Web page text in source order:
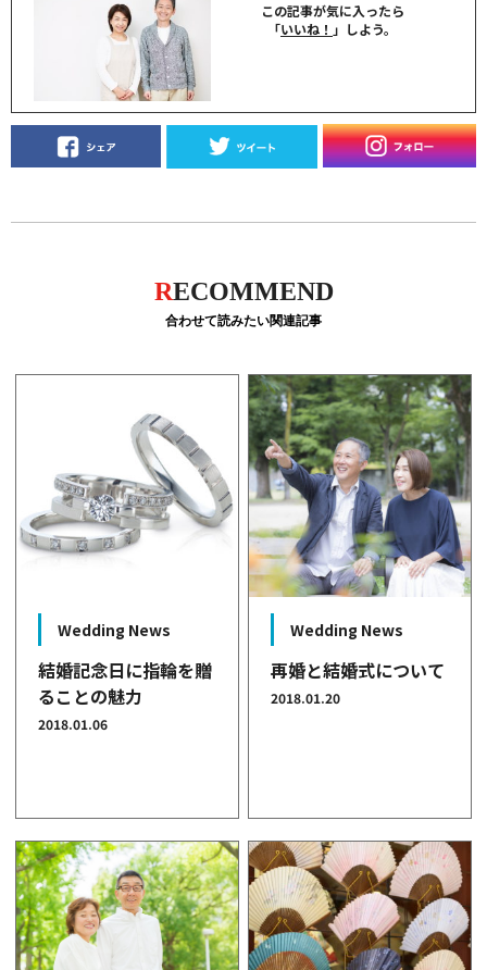
この記事が気に入ったら
「いいね！ 」しよう。
RECOMMEND
合わせて読みたい関連記事
Wedding News
結婚記念日に指輪を贈
ることの魅力
2018.01.06
Wedding News
再婚と結婚式について
2018.01.20